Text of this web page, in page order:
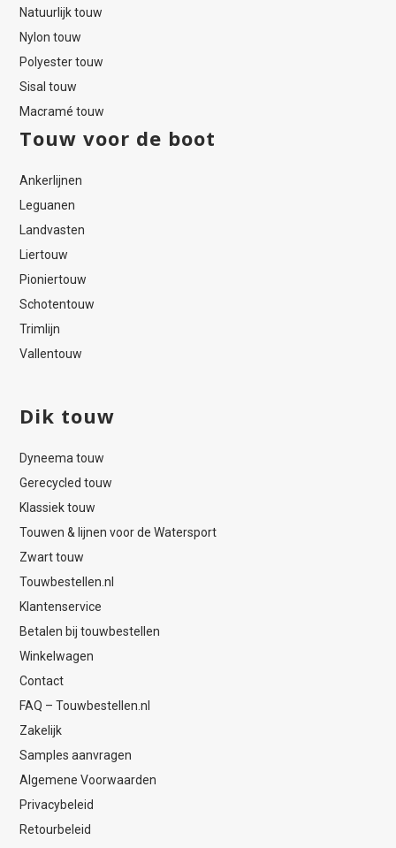
Natuurlijk touw
Nylon touw
Polyester touw
Sisal touw
Macramé touw
Touw voor de boot
Ankerlijnen
Leguanen
Landvasten
Liertouw
Pioniertouw
Schotentouw
Trimlijn
Vallentouw
Dik touw
Dyneema touw
Gerecycled touw
Klassiek touw
Touwen & lijnen voor de Watersport
Zwart touw
Touwbestellen.nl
Klantenservice
Betalen bij touwbestellen
Winkelwagen
Contact
FAQ – Touwbestellen.nl
Zakelijk
Samples aanvragen
Algemene Voorwaarden
Privacybeleid
Retourbeleid